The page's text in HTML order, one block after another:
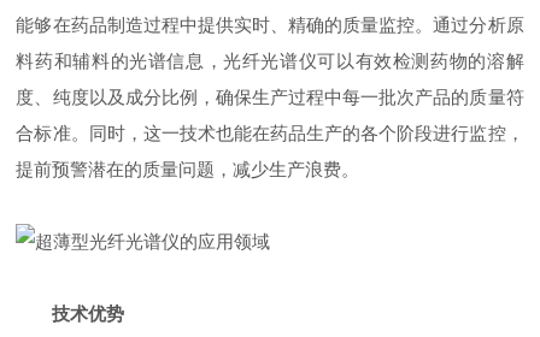
能够在药品制造过程中提供实时、精确的质量监控。通过分析原
料药和辅料的光谱信息，光纤光谱仪可以有效检测药物的溶解
度、纯度以及成分比例，确保生产过程中每一批次产品的质量符
合标准。同时，这一技术也能在药品生产的各个阶段进行监控，
提前预警潜在的质量问题，减少生产浪费。
技术优势